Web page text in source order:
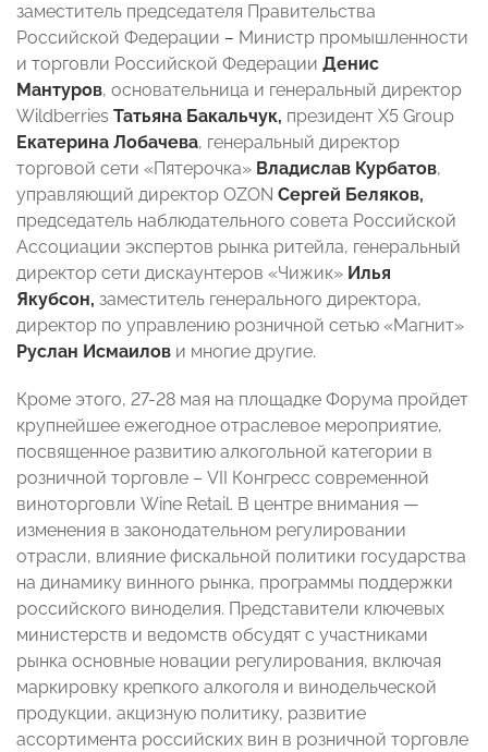
заместитель председателя Правительства
Российской Федерации – Министр промышленности
и торговли Российской Федерации Денис
Мантуров, основательница и генеральный директор
Wildberries Татьяна Бакальчук, президент Х5 Group
Екатерина Лобачева, генеральный директор
торговой сети «Пятерочка» Владислав Курбатов,
управляющий директор OZON Сергей Беляков,
председатель наблюдательного совета Российской
Ассоциации экспертов рынка ритейла, генеральный
директор сети дискаунтеров «Чижик» Илья
Якубсон, заместитель генерального директора,
директор по управлению розничной сетью «Магнит»
Руслан Исмаилов и многие другие.
Кроме этого, 27-28 мая на площадке Форума пройдет
крупнейшее ежегодное отраслевое мероприятие,
посвященное развитию алкогольной категории в
розничной торговле – VII Конгресс современной
виноторговли Wine Retail. В центре внимания —
изменения в законодательном регулировании
отрасли, влияние фискальной политики государства
на динамику винного рынка, программы поддержки
российского виноделия. Представители ключевых
министерств и ведомств обсудят с участниками
рынка основные новации регулирования, включая
маркировку крепкого алкоголя и винодельческой
продукции, акцизную политику, развитие
ассортимента российских вин в розничной торговле